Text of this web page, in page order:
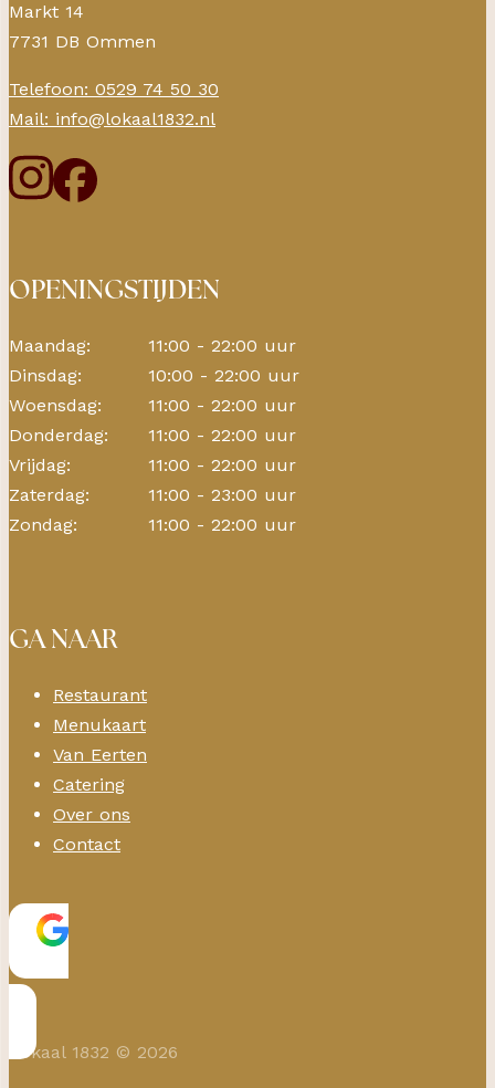
Markt 14
7731 DB Ommen
Telefoon: 0529 74 50 30
Mail: info@lokaal1832.nl
OPENINGSTIJDEN
Maandag:
11:00 - 22:00 uur
Dinsdag:
10:00 - 22:00 uur
Woensdag:
11:00 - 22:00 uur
Donderdag:
11:00 - 22:00 uur
Vrijdag:
11:00 - 22:00 uur
Zaterdag:
11:00 - 23:00 uur
Zondag:
11:00 - 22:00 uur
GA NAAR
Restaurant
Menukaart
Van Eerten
Catering
Over ons
Contact
Lokaal 1832 © 2026